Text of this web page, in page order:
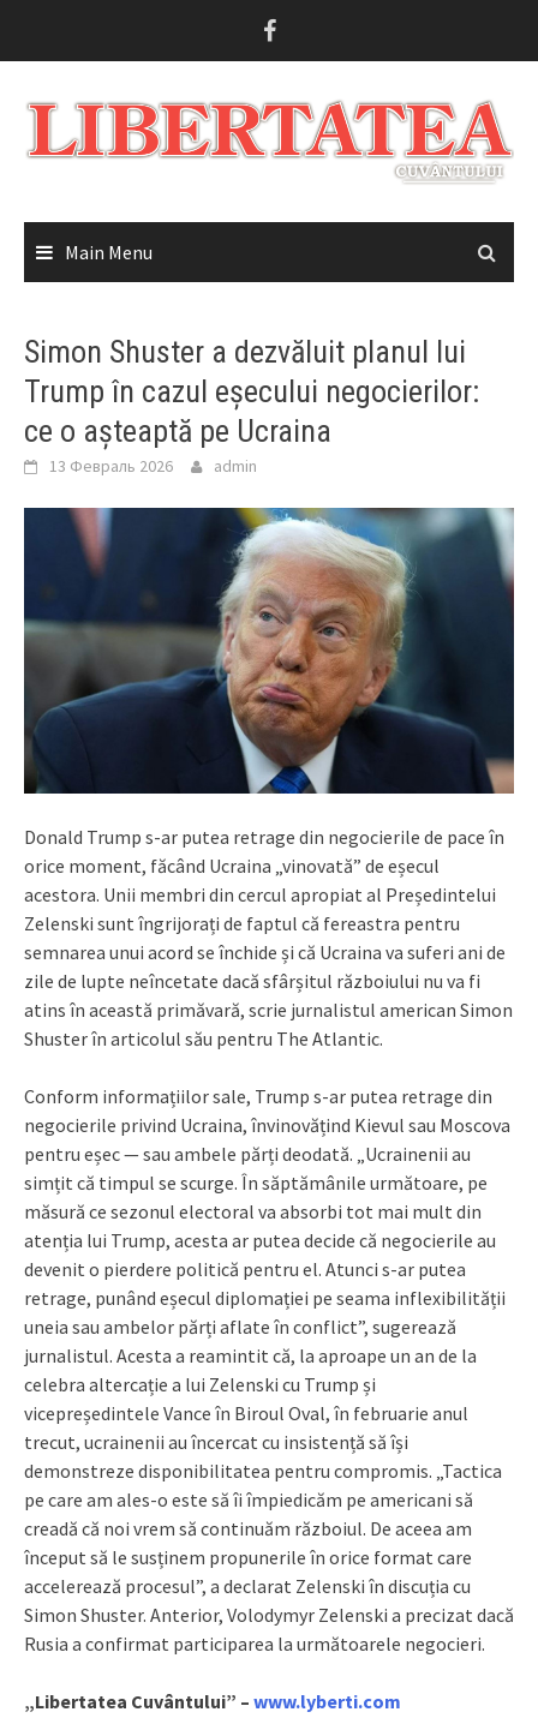
Main Menu
Simon Shuster a dezvăluit planul lui
Trump în cazul eșecului negocierilor:
ce o așteaptă pe Ucraina
13 Февраль 2026 admin
Donald Trump s-ar putea retrage din negocierile de pace în
orice moment, făcând Ucraina „vinovată” de eșecul
acestora. Unii membri din cercul apropiat al Președintelui
Zelenski sunt îngrijorați de faptul că fereastra pentru
semnarea unui acord se închide și că Ucraina va suferi ani de
zile de lupte neîncetate dacă sfârșitul războiului nu va fi
atins în această primăvară, scrie jurnalistul american Simon
Shuster în articolul său pentru The Atlantic.
Conform informațiilor sale, Trump s-ar putea retrage din
negocierile privind Ucraina, învinovățind Kievul sau Moscova
pentru eșec — sau ambele părți deodată. „Ucrainenii au
simțit că timpul se scurge. În săptămânile următoare, pe
măsură ce sezonul electoral va absorbi tot mai mult din
atenția lui Trump, acesta ar putea decide că negocierile au
devenit o pierdere politică pentru el. Atunci s-ar putea
retrage, punând eșecul diplomației pe seama inflexibilității
uneia sau ambelor părți aflate în conflict”, sugerează
jurnalistul. Acesta a reamintit că, la aproape un an de la
celebra altercație a lui Zelenski cu Trump și
vicepreședintele Vance în Biroul Oval, în februarie anul
trecut, ucrainenii au încercat cu insistență să își
demonstreze disponibilitatea pentru compromis. „Tactica
pe care am ales-o este să îi împiedicăm pe americani să
creadă că noi vrem să continuăm războiul. De aceea am
început să le susținem propunerile în orice format care
accelerează procesul”, a declarat Zelenski în discuția cu
Simon Shuster. Anterior, Volodymyr Zelenski a precizat dacă
Rusia a confirmat participarea la următoarele negocieri.
„Libertatea Cuvântului” – www.lyberti.com